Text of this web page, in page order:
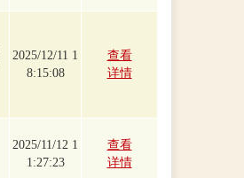
2025/12/11 1
8:15:08
查看
详情
2025/11/12 1
1:27:23
查看
详情